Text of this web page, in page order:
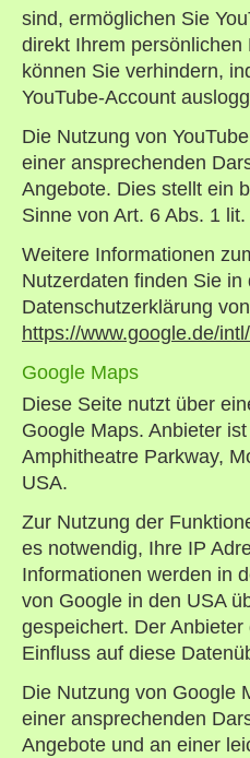
sind, ermöglichen Sie
direkt Ihrem
können Sie verhindern,
YouTube-Account
Die Nutzung von
einer ansprechenden
Angebote. Dies stellt ein
Sinne von Art. 6 Abs. 1
Weitere Informationen
Nutzerdaten finden Sie in
Datenschutzerklärung
https://www.google.de/
Google Maps
Diese Seite nutzt über
Google Maps. Anbieter
Amphitheatre Parkway,
USA.
Zur Nutzung der
es notwendig, Ihre IP
Informationen werden in
von Google in den USA
gespeichert. Der
Einfluss auf diese
Die Nutzung von Google
einer ansprechenden
Angebote und an einer